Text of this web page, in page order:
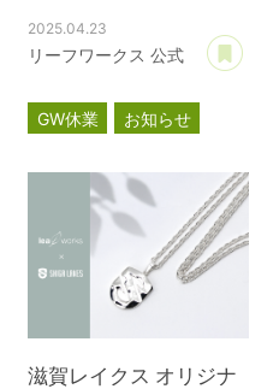
あとで読む
2025.04.23
リーフワークス 公式
GW休業 お知らせ
滋賀レイクス オリジナ